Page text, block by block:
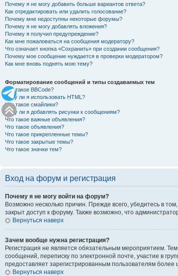
Почему я не могу добавить больше вариантов ответа?
Как отредактировать или удалить голосование?
Почему мне недоступны некоторые форумы?
Почему я не могу добавлять вложения?
Почему я получил предупреждение?
Как мне пожаловаться на сообщения модератору?
Что означает кнопка «Сохранить» при создании сообщения?
Почему мое сообщение нуждается в проверки модератором?
Как мне вновь поднять мою тему?
Форматирование сообщений и типы создаваемых тем
Что такое BBCode?
Могу ли я использовать HTML?
Что такое смайлики?
Могу ли я добавлять рисунки к сообщениям?
Что такое важные объявления?
Что такое объявления?
Что такое прикрепленные темы?
Что такое закрытые темы?
Что такое значки тем?
Вход на форум и регистрация
Почему я не могу войти на форум?
Возможно несколько причин. Прежде всего, убедитесь в
закрыт доступ к форуму. Также возможно, что
Вернуться наверх
Зачем вообще нужна регистрация?
Регистрация не является обязательным мероприятием.
сообщений, переписку по электронной почте, участие в
предоставляет зарегистрированным пользователям
Вернуться наверх